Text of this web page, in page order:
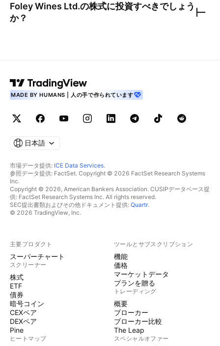
Foley Wines Ltd.の株式に投資すべきでしょう
か？
MADE BY HUMANS | 人の手で作られています
日本語
市場データ提供: ICE Data Services.
参照データ提供: FactSet. Copyright © 2026 FactSet Research Systems
Inc.
Copyright © 2026, American Bankers Association. CUSIPデータベース提
供: FactSet Research Systems Inc. All rights reserved.
SEC提出書類およびその他ドキュメント提供: Quartr.
© 2026 TradingView, Inc.
主要プロダクト
スーパーチャート
スクリーナー
株式
ETF
債券
暗号コイン
CEXペア
DEXペア
Pine
ヒートマップ
ツールとサブスクリプション
機能
価格
マーケットデータ
プランを贈る
トレーディング
概要
ブローカー
ブローカー比較
The Leap
スペシャルオファー